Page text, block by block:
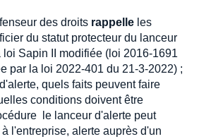
des droits rappelle les
du statut protecteur du lanceur
Sapin II modifiée (loi 2016-1691
par la loi 2022-401 du 21-3-2022) ;
quels faits peuvent faire
conditions doivent être
le lanceur d'alerte peut
l'entreprise, alerte auprès d'un